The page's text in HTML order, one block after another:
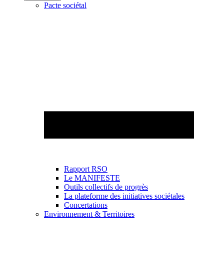
Pacte sociétal
Rapport RSO
Le MANIFESTE
Outils collectifs de progrès
La plateforme des initiatives sociétales
Concertations
Environnement & Territoires